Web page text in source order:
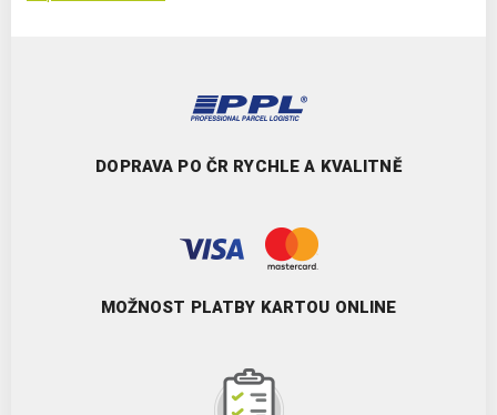
DOPRAVA PO ČR RYCHLE A KVALITNĚ
MOŽNOST PLATBY KARTOU ONLINE